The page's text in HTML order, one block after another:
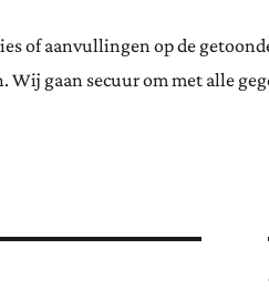
of aanvullingen op de
gaan secuur om met alle